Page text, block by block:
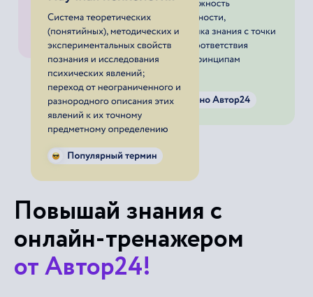
Повышай знания с
онлайн-тренажером
от Автор24!